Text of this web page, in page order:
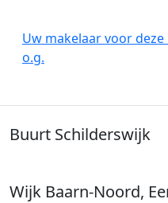
Uw makelaar voor
o.g.
Buurt Schilderswijk
Wijk Baarn-Noord,